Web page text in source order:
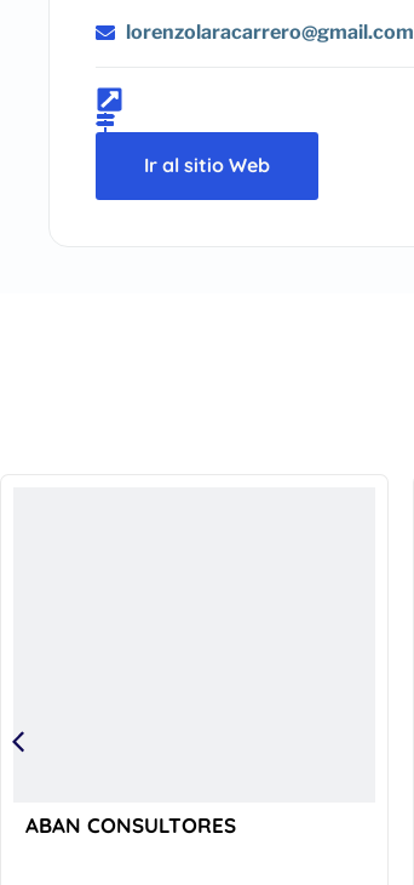
lorenzolaracarrero@gmail.com
Ir al sitio Web
ABAN CONSULTORES